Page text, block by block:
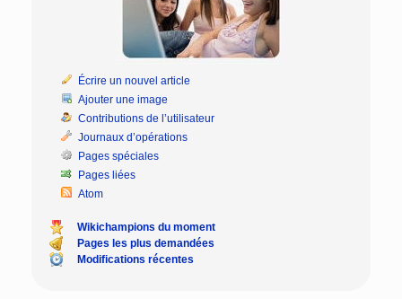
Écrire un nouvel article
Ajouter une image
Contributions de l’utilisateur
Journaux d’opérations
Pages spéciales
Pages liées
Atom
Wikichampions du moment
Pages les plus demandées
Modifications récentes